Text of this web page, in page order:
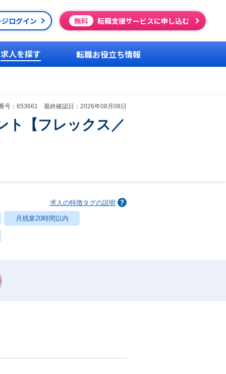
ログイン 無料 転職支援サービスに申し込む
求人を探す 転職お役立ち情報
号：653661 最終確認日：2026年08月08日
ト【フレックス／
求人の特徴タグの説明
月残業20時間以内